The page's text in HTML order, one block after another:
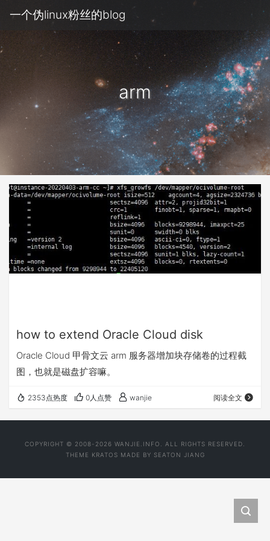
一个伪linux粉丝的blog
arm
how to extend Oracle Cloud disk
Oracle Cloud 甲骨文云 arm 服务器增加块存储卷的过程截
图，也就是磁盘扩容嘛。
2353点热度 0人点赞 wanjie 阅读全文
COPYRIGHT © 2008-2026 WANJIE.INFO. ALL RIGHTS RESERVED.
THEME KRATOS MADE BY SEATON JIANG